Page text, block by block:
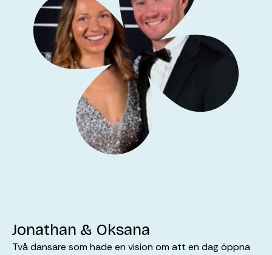
Jonathan & Oksana
Två dansare som hade en vision om att en dag öppna